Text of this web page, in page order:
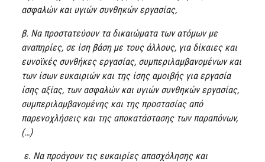
ασφαλών και υγιών συνθηκών εργασίας,
β. Να προστατεύουν τα δικαιώματα των ατόμων με
αναπηρίες, σε ίση βάση με τους άλλους, για δίκαιες και
ευνοϊκές συνθήκες εργασίας, συμπεριλαμβανομένων και
των ίσων ευκαιριών και της ίσης αμοιβής για εργασία
ίσης αξίας, των ασφαλών και υγιών συνθηκών εργασίας,
συμπεριλαμβανομένης και της προστασίας από
παρενοχλήσεις και της αποκατάστασης των παραπόνων,
(…)
ε. Να προάγουν τις ευκαιρίες απασχόλησης και